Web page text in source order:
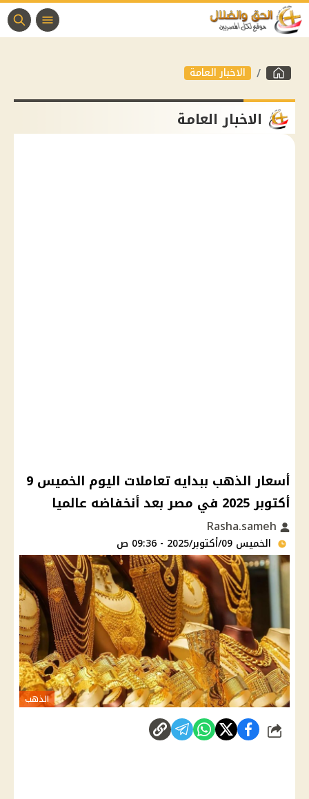
الاخبار العامة
الاخبار العامة
أسعار الذهب ببدايه تعاملات اليوم الخميس 9
أكتوبر 2025 في مصر بعد أنخفاضه عالميا
الخميس 09/أكتوبر/2025 - 09:36 ص
الذهب
شارك